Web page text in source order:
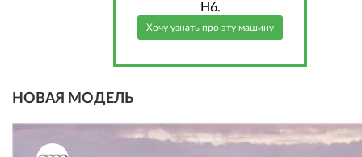
H6.
Хочу узнать про эту машину
НОВАЯ МОДЕЛЬ